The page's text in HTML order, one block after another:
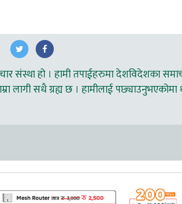
संस्था हो । हामी तपाईहरुमा देशविदेशका
लागी सधै ग्रह्य छ । हामीलाई पछ्याउनुभएकोमा